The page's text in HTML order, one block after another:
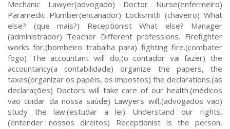
Mechanic Lawyer(advogado) Doctor Nurse(enfermeiro)
Paramedic Plumber(encanador) Locksmith (chaveiro) What
else? (que mais?) Receptionist What else? Manager
(administrador) Teacher Different professions. Firefighter
works for,(bombeiro trabalha para) fighting fire.(combater
fogo) The accountant will do,(o contador vai fazer) the
accountancy(a contabilidade) organize the papers, the
taxes(organizar os papéis, os impostos) the declarations.(as
declarações) Doctors will take care of our health.(médicos
vão cuidar da nossa saúde) Lawyers will,(advogados vão)
study the law.(estudar a lei) Understand our rights.
(entender nossos direitos) Receptionist is the person,